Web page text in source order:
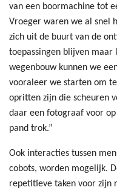
van een boormachine tot
Vroeger waren we al snel
zich uit de buurt van de
toepassingen blijven maar
wegenbouw kunnen we
vooraleer we starten om
opritten zijn die scheuren
daar een fotograaf voor
pand trok.”
Ook interacties tussen
cobots, worden mogelijk.
repetitieve taken voor zijn